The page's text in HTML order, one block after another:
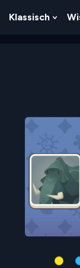
Show
Klassisch